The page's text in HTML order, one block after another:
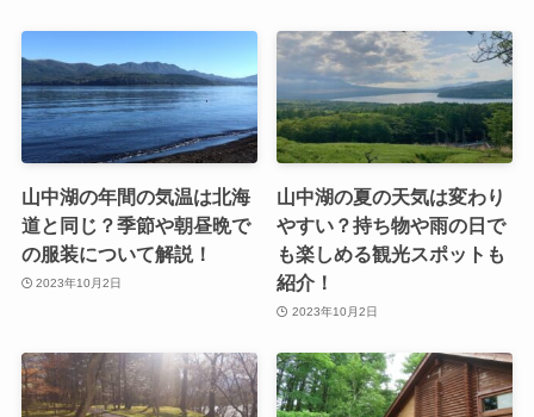
山中湖の年間の気温は北海
道と同じ？季節や朝昼晩で
の服装について解説！
2023年10月2日
山中湖の夏の天気は変わり
やすい？持ち物や雨の日で
も楽しめる観光スポットも
紹介！
2023年10月2日